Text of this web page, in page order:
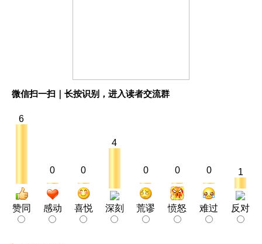
微信扫一扫｜长按识别，进入读者交流群
6
赞同
0
感动
0
喜悦
4
深刻
0
荒谬
0
愤怒
0
难过
1
反对